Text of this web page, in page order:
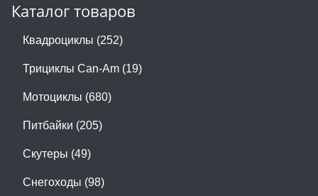
Каталог товаров
Квадроциклы (252)
Трициклы Can-Am (19)
Мотоциклы (680)
Питбайки (205)
Скутеры (49)
Снегоходы (98)